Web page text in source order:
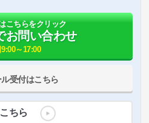
ル受付はこちら
こちらをクリック
お問い合わせ
～17:00
ちら